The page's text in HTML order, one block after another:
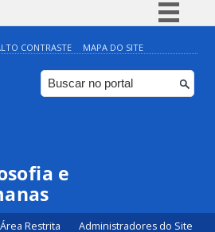
Simplifique!
Comunica BR
Participe
CONTRASTE MAPA DO SITE
e
Área Restrita Administradores do Site